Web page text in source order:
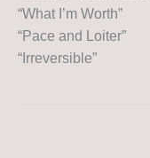
“What I’m Worth”
“Pace and Loiter”
“Irreversible”